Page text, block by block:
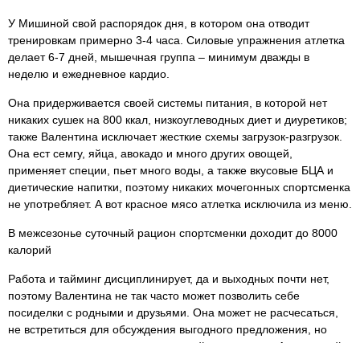
У Мишиной свой распорядок дня, в котором она отводит
тренировкам примерно 3-4 часа. Силовые упражнения атлетка
делает 6-7 дней, мышечная группа – минимум дважды в
неделю и ежедневное кардио.
Она придерживается своей системы питания, в которой нет
никаких сушек на 800 ккал, низкоуглеводных диет и диуретиков;
также Валентина исключает жесткие схемы загрузок-разгрузок.
Она ест семгу, яйца, авокадо и много других овощей,
применяет специи, пьет много воды, а также вкусовые БЦА и
диетические напитки, поэтому никаких мочегонных спортсменка
не употребляет. А вот красное мясо атлетка исключила из меню.
В межсезонье суточный рацион спортсменки доходит до 8000
калорий
Работа и тайминг дисциплинирует, да и выходных почти нет,
поэтому Валентина не так часто может позволить себе
посиделки с родными и друзьями. Она может не расчесаться,
не встретиться для обсуждения выгодного предложения, но